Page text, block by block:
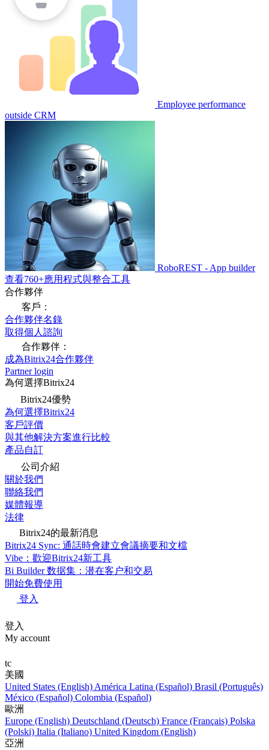
Employee performance
outside CRM
RoboREST - App builder
查看760+應用程式與整合工具
合作夥伴
客戶：
合作夥伴名錄
取得個人諮詢
合作夥伴：
成為Bitrix24合作夥伴
Partner login
為何選擇Bitrix24
Bitrix24優勢
為何選擇Bitrix24
客戶評價
與其他解決方案進行比較
產品自訂
公司介紹
關於我們
聯絡我們
媒體報導
法律
Bitrix24的最新消息
Bitrix24 Sync: 通話時會建立會議摘要和文檔
Vibe：歡迎Bitrix24新工具
Bi Builder 数据集：潜在客户和交易
開始免費使用
登入
登入
My account
tc
美國
United States (English) América Latina (Español) Brasil (Português)
México (Español) Colombia (Español)
歐洲
Europe (English) Deutschland (Deutsch) France (Français) Polska
(Polski) Italia (Italiano) United Kingdom (English)
亞洲